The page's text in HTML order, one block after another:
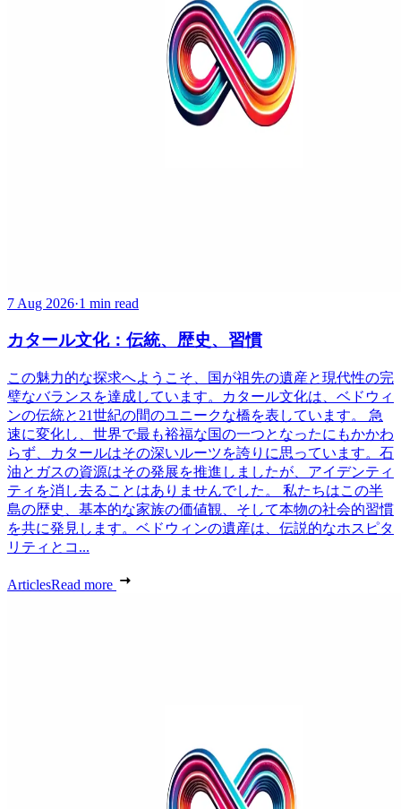
7 Aug 2026·1 min read
カタール文化：伝統、歴史、習慣
この魅力的な探求へようこそ、国が祖先の遺産と現代性の完
璧なバランスを達成しています。カタール文化は、ベドウィ
ンの伝統と21世紀の間のユニークな橋を表しています。 急
速に変化し、世界で最も裕福な国の一つとなったにもかかわ
らず、カタールはその深いルーツを誇りに思っています。石
油とガスの資源はその発展を推進しましたが、アイデンティ
ティを消し去ることはありませんでした。 私たちはこの半
島の歴史、基本的な家族の価値観、そして本物の社会的習慣
を共に発見します。ベドウィンの遺産は、伝説的なホスピタ
リティとコ...
ArticlesRead more